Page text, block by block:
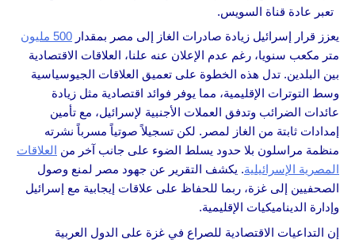
تعبر عادة قناة السويس.
يعزز قرار إسرائيل زيادة صادرات الغاز إلى مصر بمقدار 500 مليون
متر مكعب سنويا، رغم عدم الإعلان عنه علنا، العلاقات الاقتصادية
بين البلدين. تدل هذه الخطوة على تعميق العلاقات الجيوسياسية
وسط التوترات الإقليمية، مما يوفر فوائد اقتصادية مثل زيادة
عائدات الضرائب وتدفق العملات الأجنبية لإسرائيل، مع تأمين
إمدادات ثابتة من الغاز لمصر. لكن تسجيلاً صوتياً مسرباً نشرته
منظمة مراسلون بلا حدود يسلط الضوء على جانب آخر من العلاقات
المصرية الإسرائيلية. يكشف التقرير عن جهود مصر لمنع وصول
الصحفيين إلى غزة، ربما للحفاظ على علاقات إيجابية مع إسرائيل
وإدارة الديناميكيات الإقليمية.
إن التداعيات الاقتصادية للصراع في غزة على الدول العربية